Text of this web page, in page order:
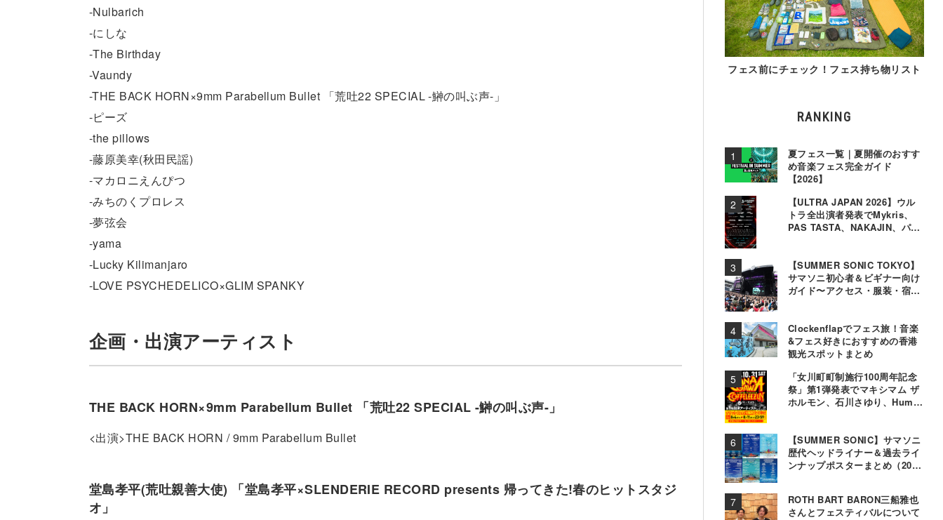
-Nulbarich
-にしな
-The Birthday
-Vaundy
-THE BACK HORN×9mm Parabellum Bullet 「荒吐22 SPECIAL -鰰の叫ぶ声-」
-ピーズ
-the pillows
-藤原美幸(秋田民謡)
-マカロニえんぴつ
-みちのくプロレス
-夢弦会
-yama
-Lucky Kilimanjaro
-LOVE PSYCHEDELICO×GLIM SPANKY
企画・出演アーティスト
THE BACK HORN×9mm Parabellum Bullet 「荒吐22 SPECIAL -鰰の叫ぶ声-」
<出演>THE BACK HORN / 9mm Parabellum Bullet
堂島孝平(荒吐親善大使) 「堂島孝平×SLENDERIE RECORD presents 帰ってきた!春のヒットスタジ
オ」
フェス前にチェック！フェス持ち物リスト
RANKING
夏フェス一覧｜夏開催のおすす
め音楽フェス完全ガイド
【2026】
【ULTRA JAPAN 2026】ウル
トラ全出演者発表でMykris、
PAS TASTA、NAKAJIN、パソ
【SUMMER SONIC TOKYO】
サマソニ初心者＆ビギナー向け
ガイド〜アクセス・服装・宿泊
Clockenflapでフェス旅！音楽
&フェス好きにおすすめの香港
観光スポットまとめ
「女川町町制施行100周年記念
祭」第1弾発表でマキシマム ザ
ホルモン、石川さゆり、Hump
【SUMMER SONIC】サマソニ
歴代ヘッドライナー＆過去ライ
ンナップポスターまとめ（2000
ROTH BART BARON三船雅也
さんとフェスティバルについて